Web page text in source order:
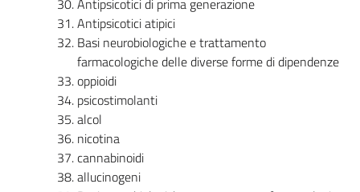
Antipsicotici atipici
Basi neurobiologiche e trattamento
farmacologiche delle diverse forme di dipendenze
oppioidi
psicostimolanti
alcol
nicotina
cannabinoidi
allucinogeni